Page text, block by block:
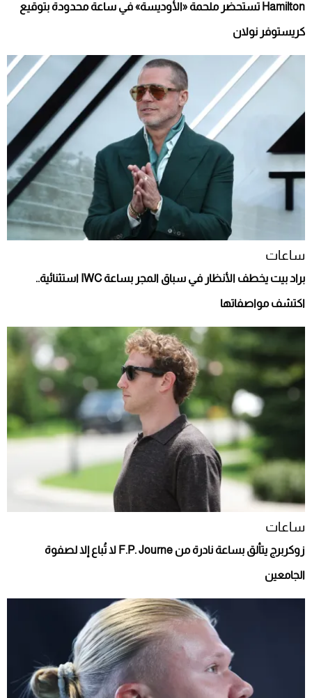
Hamilton تستحضر ملحمة «الأوديسة» في ساعة محدودة بتوقيع
كريستوفر نولان
ساعات
براد بيت يخطف الأنظار في سباق المجر بساعة IWC استثنائية..
اكتشف مواصفاتها
ساعات
زوكربرج يتألق بساعة نادرة من F.P. Journe لا تُباع إلا لصفوة
الجامعين